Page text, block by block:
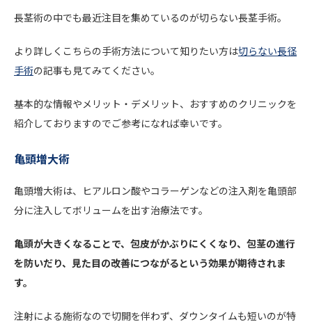
長茎術の中でも最近注目を集めているのが切らない長茎手術。
より詳しくこちらの手術方法について知りたい方は切らない長径
手術の記事も見てみてください。
基本的な情報やメリット・デメリット、おすすめのクリニックを
紹介しておりますのでご参考になれば幸いです。
亀頭増大術
亀頭増大術は、ヒアルロン酸やコラーゲンなどの注入剤を亀頭部
分に注入してボリュームを出す治療法です。
亀頭が大きくなることで、包皮がかぶりにくくなり、包茎の進行
を防いだり、見た目の改善につながるという効果が期待されま
す。
注射による施術なので切開を伴わず、ダウンタイムも短いのが特